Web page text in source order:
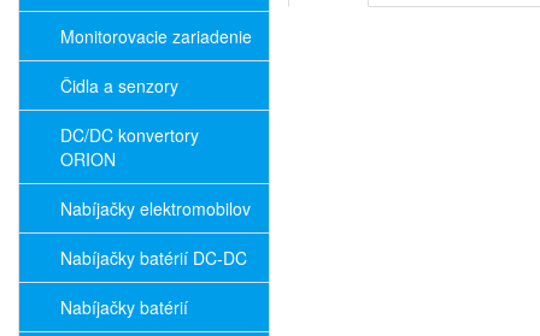
Monitorovacie zariadenie
Čidla a senzory
DC/DC konvertory
ORION
Nabíjačky elektromobilov
Nabíjačky batérií DC-DC
Nabíjačky batérií